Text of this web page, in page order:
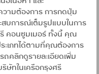
วามต้องการ การกดปุ่ม
สบการณ์เต็มรูปแบบในการ
รี คอนซูมเมอร์ ทั้งนี้ คุณ
ะเภทได้ตามที่คุณต้องการ
คลิกดูรายละเอียดเพิ่ม
ษัทในเครือกรุงศรี
นเวลา 25 นาที พัก 5
ลังมากขึ้น งานเสร็จ
ในการทำงานและลด